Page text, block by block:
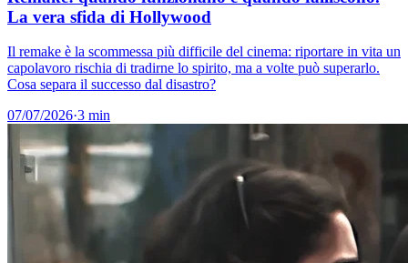
La vera sfida di Hollywood
Il remake è la scommessa più difficile del cinema: riportare in vita un
capolavoro rischia di tradirne lo spirito, ma a volte può superarlo.
Cosa separa il successo dal disastro?
07/07/2026·3 min